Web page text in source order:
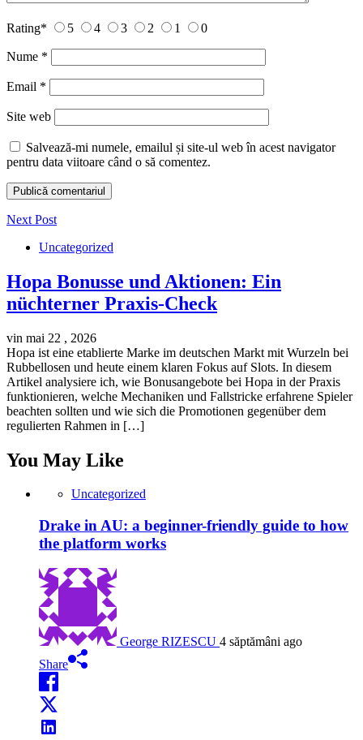
Rating* 5 4 3 2 1 0
Nume *
Email *
Site web
Salvează-mi numele, emailul și site-ul web în acest navigator
pentru data viitoare când o să comentez.
Next Post
Uncategorized
Hopa Bonusse und Aktionen: Ein
nüchterner Praxis-Check
vin mai 22 , 2026
Hopa ist eine etablierte Marke im deutschen Markt mit Wurzeln bei
Rubbellosen und heute einem klaren Fokus auf Slots. In diesem
Artikel analysiere ich, wie Bonusangebote bei Hopa in der Praxis
funktionieren, welche Mechaniken und Fallstricke erfahrene Spieler
beachten sollten und wie sich die Promotionen gegenüber dem
regulierten Rahmen in […]
You May Like
Uncategorized
Drake in AU: a beginner-friendly guide to how
the platform works
George RIZESCU 4 săptămâni ago
Share